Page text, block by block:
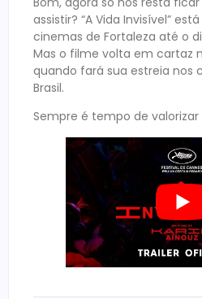
assistir? “A Vida Invisível”
cinemas de Fortaleza até o
Mas o filme volta em cartaz
quando fará sua estreia nos
Brasil.
Sempre é tempo de